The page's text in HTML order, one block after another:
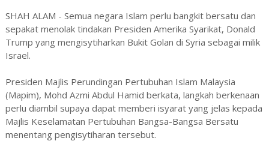
SHAH ALAM - Semua negara Islam perlu bangkit bersatu dan
sepakat menolak tindakan Presiden Amerika Syarikat, Donald
Trump yang mengisytiharkan Bukit Golan di Syria sebagai milik
Israel.
Presiden Majlis Perundingan Pertubuhan Islam Malaysia
(Mapim), Mohd Azmi Abdul Hamid berkata, langkah berkenaan
perlu diambil supaya dapat memberi isyarat yang jelas kepada
Majlis Keselamatan Pertubuhan Bangsa-Bangsa Bersatu
menentang pengisytiharan tersebut.